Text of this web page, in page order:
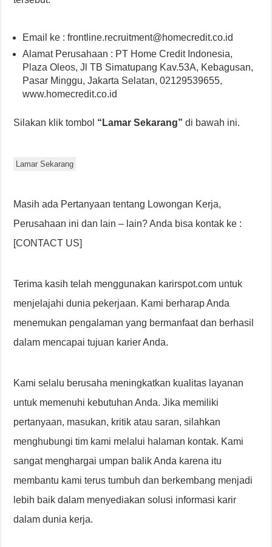
Email ke : frontline.recruitment@homecredit.co.id
Alamat Perusahaan : PT Home Credit Indonesia,
Plaza Oleos, Jl TB Simatupang Kav.53A, Kebagusan,
Pasar Minggu, Jakarta Selatan, 02129539655,
www.homecredit.co.id
Silakan klik tombol “Lamar Sekarang” di bawah ini.
Lamar Sekarang
Masih ada Pertanyaan tentang Lowongan Kerja,
Perusahaan ini dan lain – lain? Anda bisa kontak ke :
[CONTACT US]
Terima kasih telah menggunakan karirspot.com untuk
menjelajahi dunia pekerjaan. Kami berharap Anda
menemukan pengalaman yang bermanfaat dan berhasil
dalam mencapai tujuan karier Anda.
Kami selalu berusaha meningkatkan kualitas layanan
untuk memenuhi kebutuhan Anda. Jika memiliki
pertanyaan, masukan, kritik atau saran, silahkan
menghubungi tim kami melalui halaman kontak. Kami
sangat menghargai umpan balik Anda karena itu
membantu kami terus tumbuh dan berkembang menjadi
lebih baik dalam menyediakan solusi informasi karir
dalam dunia kerja.